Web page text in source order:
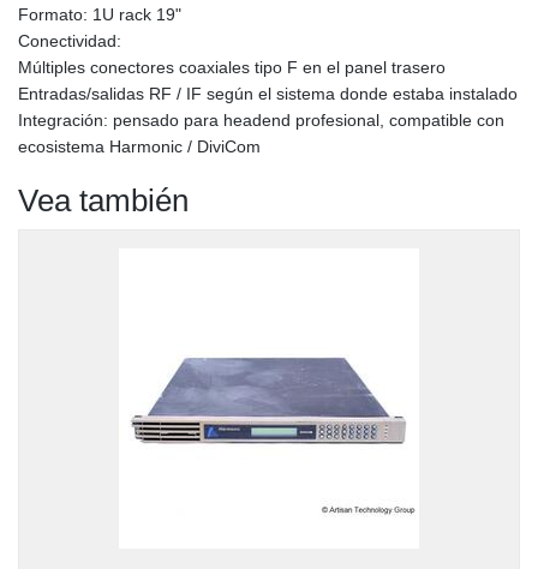
Formato: 1U rack 19"
Conectividad:
Múltiples conectores coaxiales tipo F en el panel trasero
Entradas/salidas RF / IF según el sistema donde estaba instalado
Integración: pensado para headend profesional, compatible con
ecosistema Harmonic / DiviCom
Vea también